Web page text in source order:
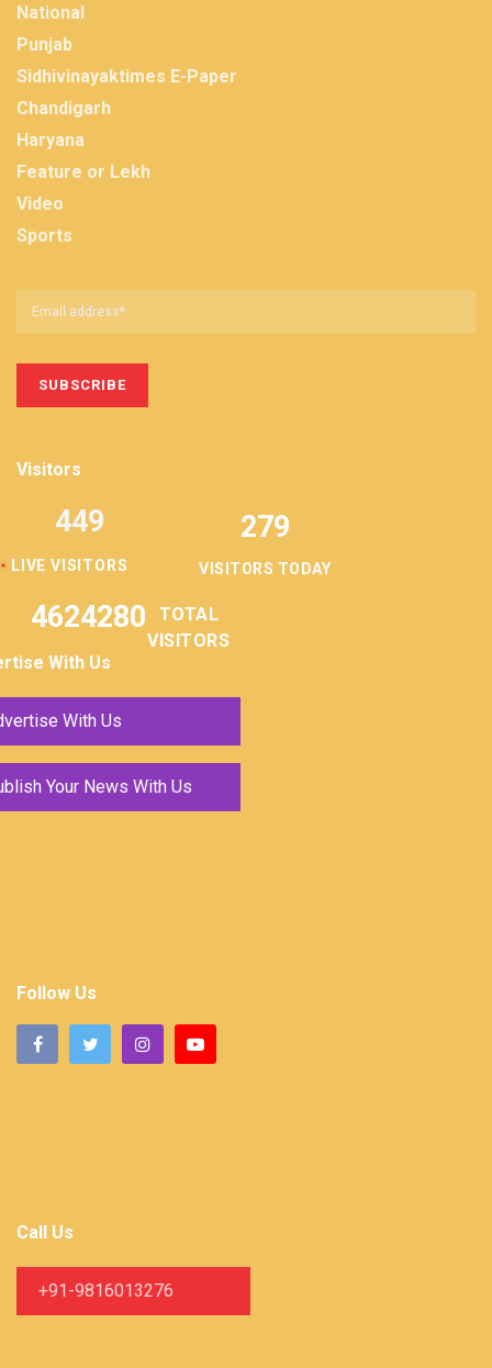
National
Punjab
Sidhivinayaktimes E-Paper
Chandigarh
Haryana
Feature or Lekh
Video
Sports
Visitors
LIVE VISITORS
449 279
VISITORS TODAY
4624280
TOTAL
VISITORS
With Us
With Us
Your News With Us
Follow Us
Call Us
+91-9816013276